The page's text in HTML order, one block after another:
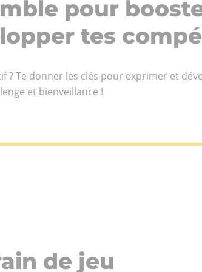
clients.
Qui
sommes-
Equipe
Engagements
Réseau
pour
tes
? Te donner les clés pour exprimer et
et bienveillance !
de jeu